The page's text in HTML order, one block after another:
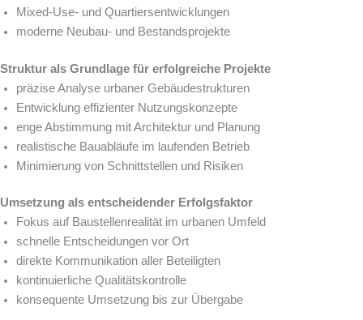
Mixed-Use- und Quartiersentwicklungen
moderne Neubau- und Bestandsprojekte
Struktur als Grundlage für erfolgreiche Projekte
präzise Analyse urbaner Gebäudestrukturen
Entwicklung effizienter Nutzungskonzepte
enge Abstimmung mit Architektur und Planung
realistische Bauabläufe im laufenden Betrieb
Minimierung von Schnittstellen und Risiken
Umsetzung als entscheidender Erfolgsfaktor
Fokus auf Baustellenrealität im urbanen Umfeld
schnelle Entscheidungen vor Ort
direkte Kommunikation aller Beteiligten
kontinuierliche Qualitätskontrolle
konsequente Umsetzung bis zur Übergabe